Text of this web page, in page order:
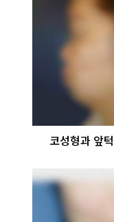
코성형과 앞